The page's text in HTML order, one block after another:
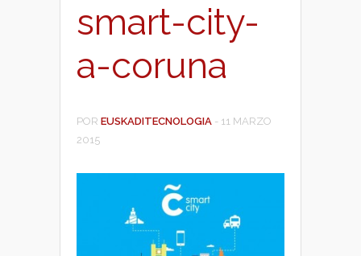
smart-city-
a-coruna
POR EUSKADITECNOLOGIA - 11 MARZO
2015